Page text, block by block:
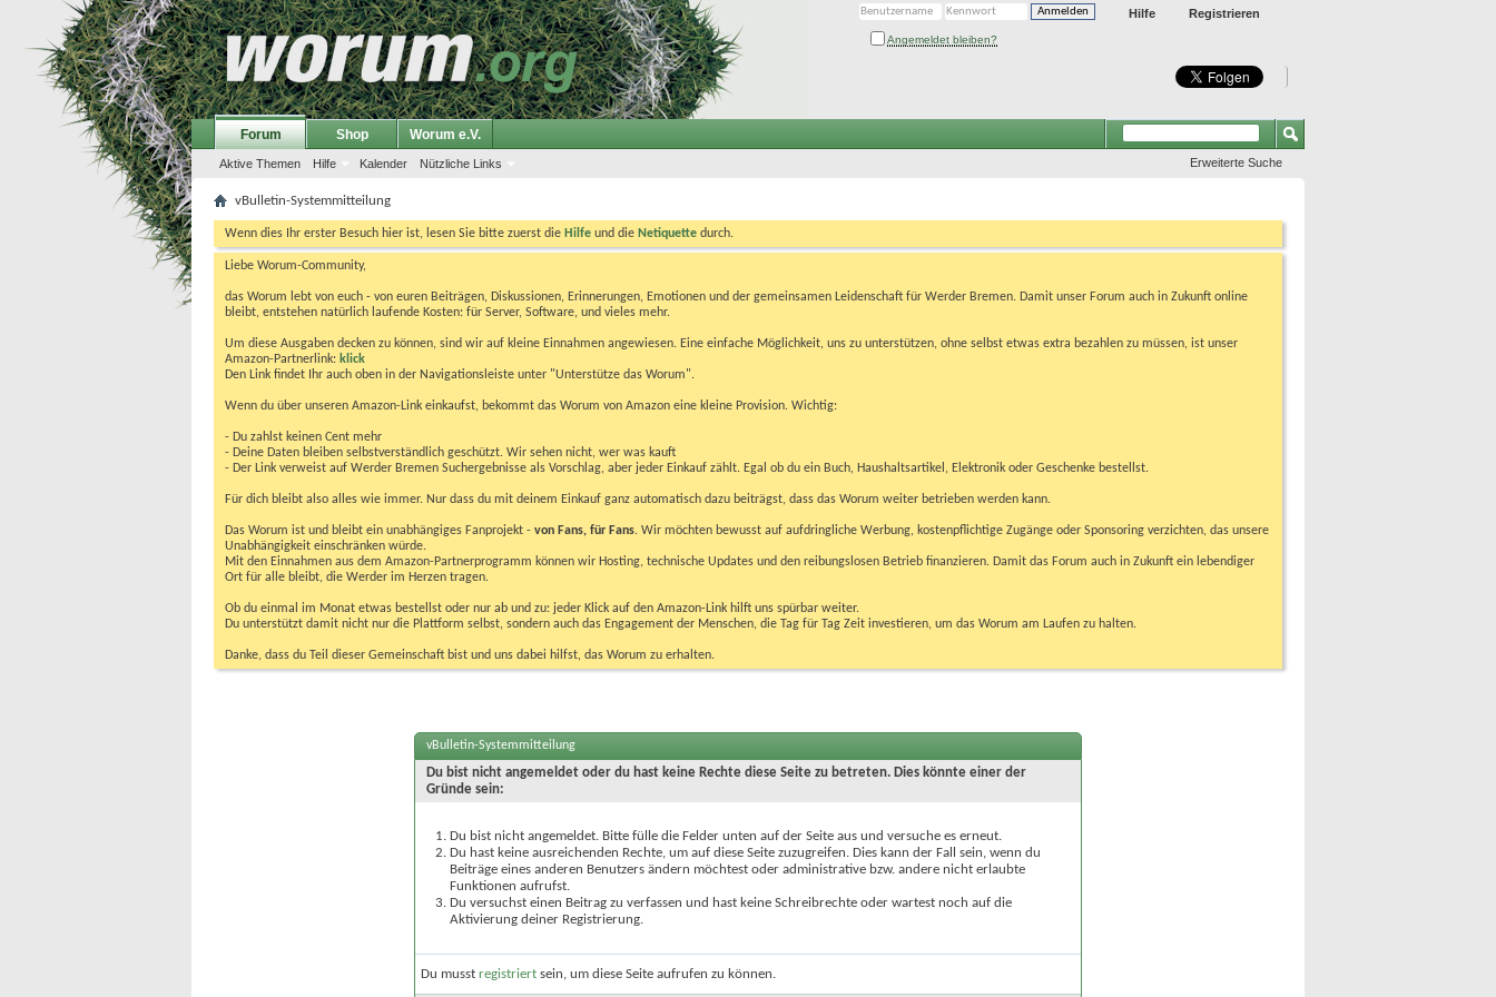
Registrieren
Hilfe
Angemeldet bleiben?
Forum
Aktive Themen Hilfe Kalender Nützliche Links
Shop Worum e.V.
Erweiterte Suche
vBulletin-Systemmitteilung
Wenn dies Ihr erster Besuch hier ist, lesen Sie bitte zuerst die Hilfe und die Netiquette durch.
Liebe Worum-Community,
das Worum lebt von euch - von euren Beiträgen, Diskussionen, Erinnerungen, Emotionen und der gemeinsamen Leidenschaft für Werder Bremen. Damit unser Forum auch in Zukunft online
bleibt, entstehen natürlich laufende Kosten: für Server, Software, und vieles mehr.
Um diese Ausgaben decken zu können, sind wir auf kleine Einnahmen angewiesen. Eine einfache Möglichkeit, uns zu unterstützen, ohne selbst etwas extra bezahlen zu müssen, ist unser
Amazon-Partnerlink: klick
Den Link findet Ihr auch oben in der Navigationsleiste unter "Unterstütze das Worum".
Wenn du über unseren Amazon-Link einkaufst, bekommt das Worum von Amazon eine kleine Provision. Wichtig:
- Du zahlst keinen Cent mehr
- Deine Daten bleiben selbstverständlich geschützt. Wir sehen nicht, wer was kauft
- Der Link verweist auf Werder Bremen Suchergebnisse als Vorschlag, aber jeder Einkauf zählt. Egal ob du ein Buch, Haushaltsartikel, Elektronik oder Geschenke bestellst.
Für dich bleibt also alles wie immer. Nur dass du mit deinem Einkauf ganz automatisch dazu beiträgst, dass das Worum weiter betrieben werden kann.
Das Worum ist und bleibt ein unabhängiges Fanprojekt - von Fans, für Fans. Wir möchten bewusst auf aufdringliche Werbung, kostenpflichtige Zugänge oder Sponsoring verzichten, das unsere
Unabhängigkeit einschränken würde.
Mit den Einnahmen aus dem Amazon-Partnerprogramm können wir Hosting, technische Updates und den reibungslosen Betrieb finanzieren. Damit das Forum auch in Zukunft ein lebendiger
Ort für alle bleibt, die Werder im Herzen tragen.
Ob du einmal im Monat etwas bestellst oder nur ab und zu: jeder Klick auf den Amazon-Link hilft uns spürbar weiter.
Du unterstützt damit nicht nur die Plattform selbst, sondern auch das Engagement der Menschen, die Tag für Tag Zeit investieren, um das Worum am Laufen zu halten.
Danke, dass du Teil dieser Gemeinschaft bist und uns dabei hilfst, das Worum zu erhalten.
vBulletin-Systemmitteilung
Du bist nicht angemeldet oder du hast keine Rechte diese Seite zu betreten. Dies könnte einer der
Gründe sein:
Du bist nicht angemeldet. Bitte fülle die Felder unten auf der Seite aus und versuche es erneut.
Du hast keine ausreichenden Rechte, um auf diese Seite zuzugreifen. Dies kann der Fall sein, wenn du
Beiträge eines anderen Benutzers ändern möchtest oder administrative bzw. andere nicht erlaubte
Funktionen aufrufst.
Du versuchst einen Beitrag zu verfassen und hast keine Schreibrechte oder wartest noch auf die
Aktivierung deiner Registrierung.
Du musst registriert sein, um diese Seite aufrufen zu können.